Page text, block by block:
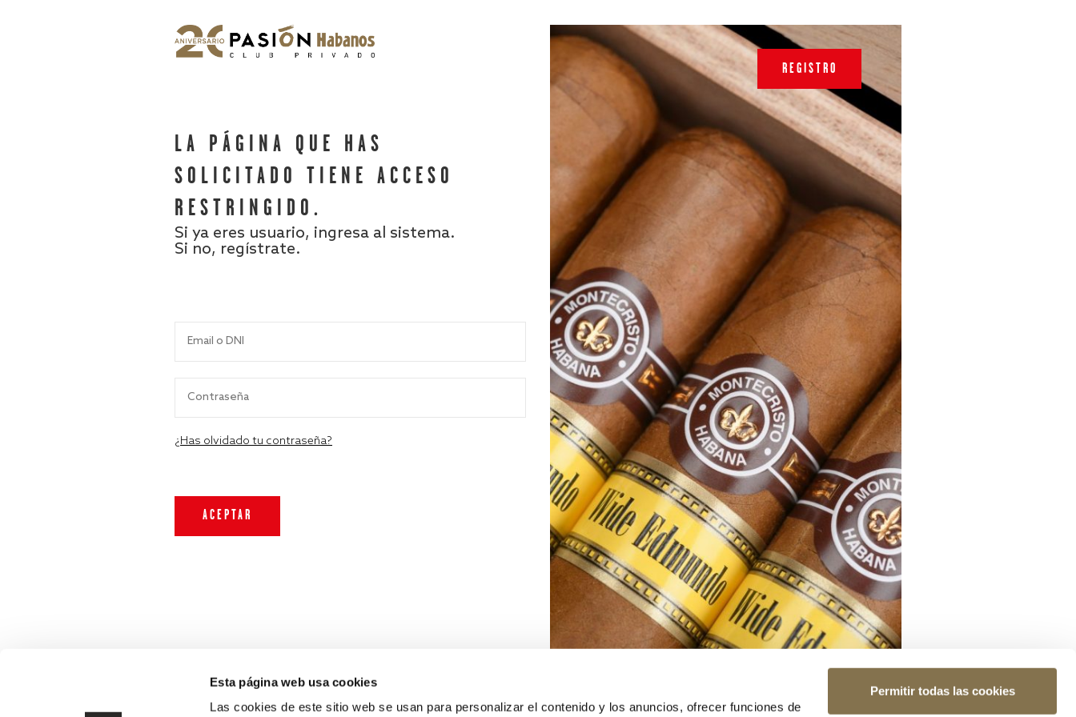
Esta página web usa cookies
Las cookies de este sitio web se usan para personalizar el contenido y los anuncios, ofrecer funciones de
Permitir todas las cookies
LA PÁGINA QUE HAS
SOLICITADO TIENE ACCESO
RESTRINGIDO.
Si ya eres usuario, ingresa al sistema.
Si no, regístrate.
¿Has olvidado tu contraseña?
REGISTRO